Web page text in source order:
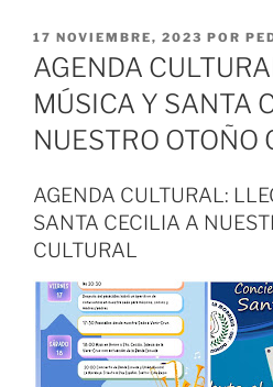
PUBLICADO
EL
17 NOVIEMBRE, 2023 POR
AGENDA
MÚSICA Y SANTA
NUESTRO OTOÑO
AGENDA CULTURAL:
SANTA CECILIA A
CULTURAL